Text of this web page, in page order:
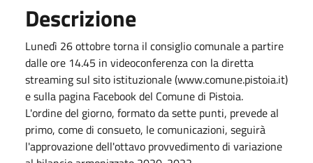
Descrizione
Lunedì 26 ottobre torna il consiglio comunale a partire
dalle ore 14.45 in videoconferenza con la diretta
streaming sul sito istituzionale (www.comune.pistoia.it)
e sulla pagina Facebook del Comune di Pistoia.
L'ordine del giorno, formato da sette punti, prevede al
primo, come di consueto, le comunicazioni, seguirà
l'approvazione dell'ottavo provvedimento di variazione